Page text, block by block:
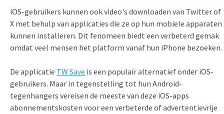
iOS-gebruikers kunnen ook video's downloaden van Twitter of
X met behulp van applicaties die ze op hun mobiele apparaten
kunnen installeren. Dit fenomeen biedt een verbeterd gemak
omdat veel mensen het platform vanaf hun iPhone bezoeken.
De applicatie TW Save is een populair alternatief onder iOS-
gebruikers. Maar in tegenstelling tot hun Android-
tegenhangers vereisen de meeste van deze iOS-apps
abonnementskosten voor een verbeterde of advertentievrije